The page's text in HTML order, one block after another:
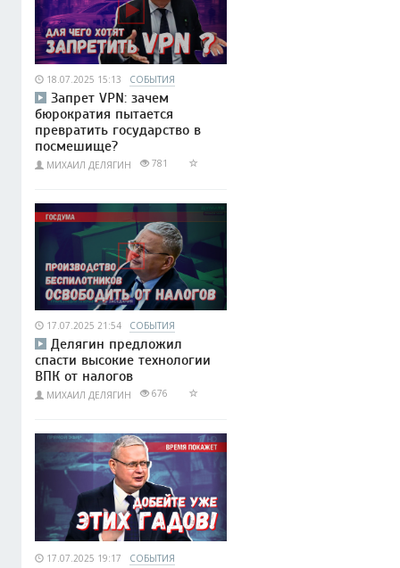
18.07.2025 15:13 СОБЫТИЯ
Запрет VPN: зачем
бюрократия пытается
превратить государство в
посмешище?
МИХАИЛ ДЕЛЯГИН 781
17.07.2025 21:54 СОБЫТИЯ
Делягин предложил
спасти высокие технологии
ВПК от налогов
МИХАИЛ ДЕЛЯГИН 676
17.07.2025 19:17 СОБЫТИЯ